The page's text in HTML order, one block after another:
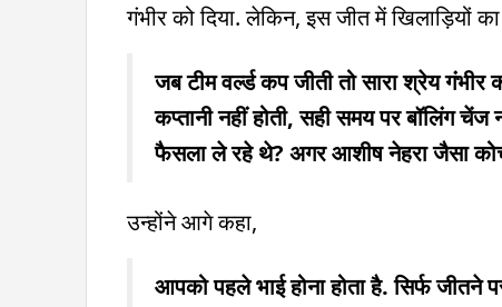
गंभीर को दिया. लेकिन, इस जीत में खिलाड़ियों
जब टीम वर्ल्ड कप जीती तो सारा श्रेय
कप्तानी नहीं होती, सही समय पर बॉलिंग
फैसला ले रहे थे? अगर आशीष नेहरा जैसा
उन्होंने आगे कहा,
आपको पहले भाई होना होता है. सिर्फ